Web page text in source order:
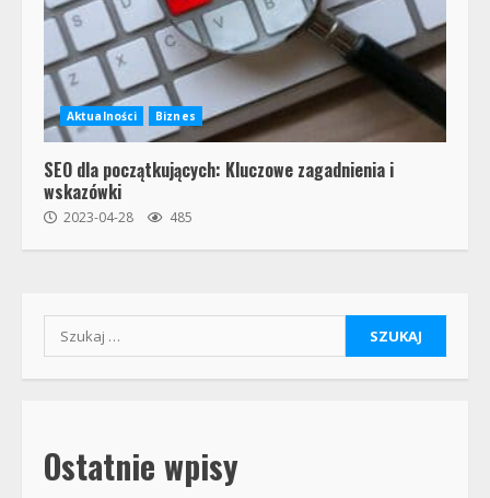
Aktualności Biznes
SEO dla początkujących: Kluczowe zagadnienia i
wskazówki
2023-04-28 485
Szukaj:
Ostatnie wpisy